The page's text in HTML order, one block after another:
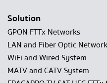
Solution
GPON FTTx Networks
LAN and Fiber Optic
WiFi and Wired System
MATV and CATV System